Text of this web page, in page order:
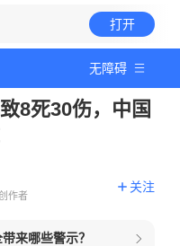
打开
无障碍
8死30伤，中国
作者
关注
来哪些警示？